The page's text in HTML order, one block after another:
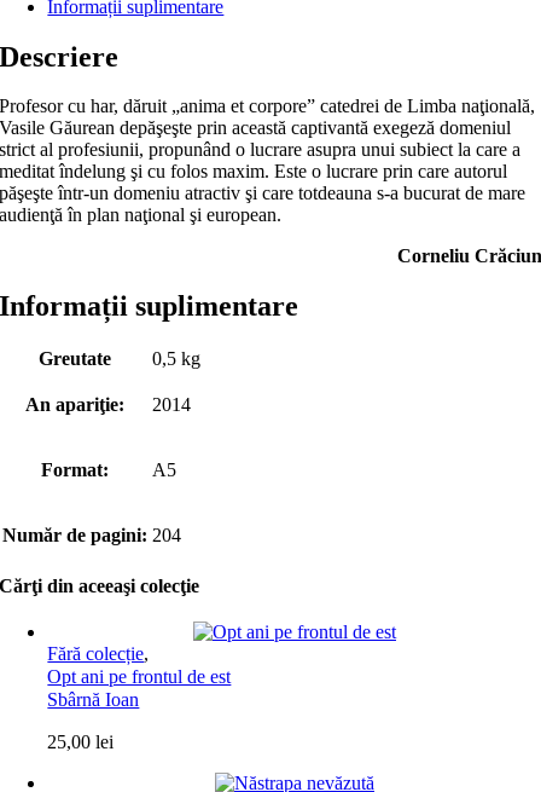
Informații suplimentare
Descriere
Profesor cu har, dăruit „anima et corpore” catedrei de Limba naţională,
Vasile Găurean depăşeşte prin această captivantă exegeză domeniul
strict al profesiunii, propunând o lucrare asupra unui subiect la care a
meditat îndelung şi cu folos maxim. Este o lucrare prin care autorul
păşeşte într-un domeniu atractiv şi care totdeauna s-a bucurat de mare
audienţă în plan naţional şi european.
Corneliu Crăciun
Informații suplimentare
Greutate 0,5 kg
An apariţie: 2014
Format: A5
Număr de pagini: 204
Cărţi din aceeaşi colecţie
Fără colecție,
Opt ani pe frontul de est
Sbârnă Ioan
25,00lei